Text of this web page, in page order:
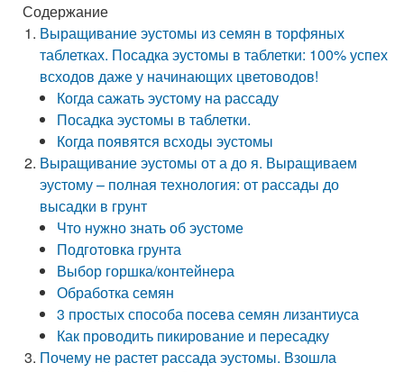
Содержание
Выращивание эустомы из семян в торфяных
таблетках. Посадка эустомы в таблетки: 100% успех
всходов даже у начинающих цветоводов!
Когда сажать эустому на рассаду
Посадка эустомы в таблетки.
Когда появятся всходы эустомы
Выращивание эустомы от а до я. Выращиваем
эустому – полная технология: от рассады до
высадки в грунт
Что нужно знать об эустоме
Подготовка грунта
Выбор горшка/контейнера
Обработка семян
3 простых способа посева семян лизантиуса
Как проводить пикирование и пересадку
Почему не растет рассада эустомы. Взошла